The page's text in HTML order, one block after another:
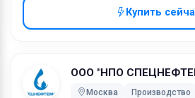
Купить
ООО "НПО
Москва Производство
сроках производства. Подробнее
Сейсмичность: не более 9 баллов
Производитель: ООО НПО